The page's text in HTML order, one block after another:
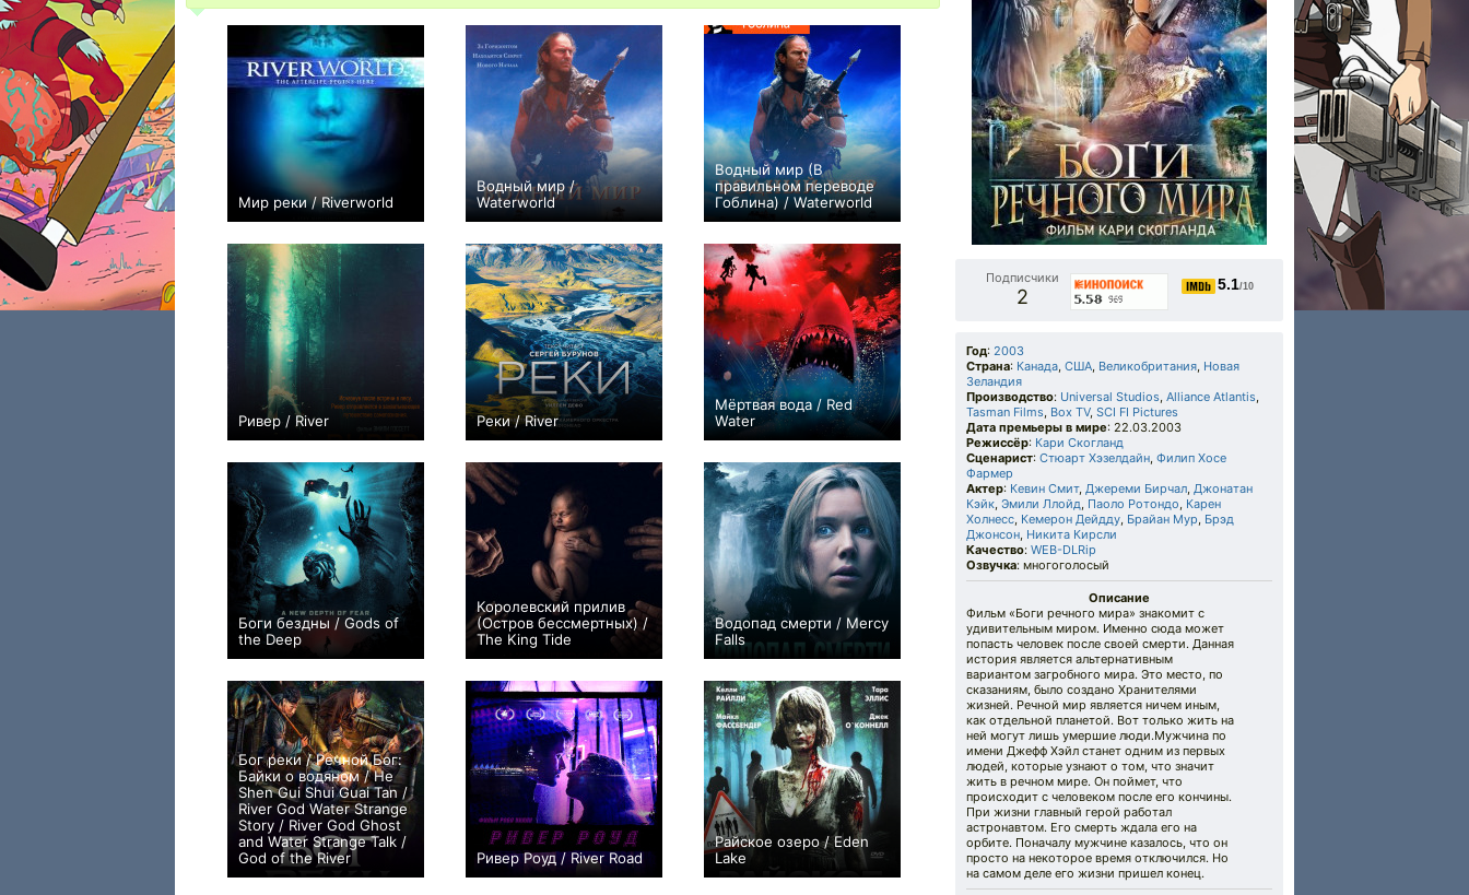
Мир реки / Riverworld
+4
Водный мир /
Waterworld
+122
Водный мир (В
правильном переводе
Гоблина) / Waterworld
+12
Ривер / River
−1
Реки / River
+1
Мёртвая вода / Red
Water
0
Боги бездны / Gods of
the Deep
−5
Королевский прилив
(Остров бессмертных) /
The King Tide
+4
Водопад смерти / Mercy
Falls
−7
Бог реки / Речной Бог:
Байки о водяном / He
Shen Gui Shui Guai Tan /
River God Water Strange
Story / River God Ghost
and Water Strange Talk /
God of the River
+1
Ривер Роуд / River Road
0
Райское озеро / Eden
Lake
+16
Подписчики
2
5.1/10
Год: 2003
Страна: Канада, США, Великобритания, Новая
Зеландия
Производство: Universal Studios, Alliance Atlantis,
Tasman Films, Box TV, SCI FI Pictures
Дата премьеры в мире: 22.03.2003
Режиссёр: Кари Скогланд
Сценарист: Стюарт Хэзелдайн, Филип Хосе
Фармер
Актер: Кевин Смит, Джереми Бирчал, Джонатан
Кэйк, Эмили Ллойд, Паоло Ротондо, Карен
Холнесс, Кемерон Дейдду, Брайан Мур, Брэд
Джонсон, Никита Кирсли
Качество: WEB-DLRip
Озвучка: многоголосый
Описание
Фильм «Боги речного мира» знакомит с
удивительным миром. Именно сюда может
попасть человек после своей смерти. Данная
история является альтернативным
вариантом загробного мира. Это место, по
сказаниям, было создано Хранителями
жизней. Речной мир является ничем иным,
как отдельной планетой. Вот только жить на
ней могут лишь умершие люди.Мужчина по
имени Джефф Хэйл станет одним из первых
людей, которые узнают о том, что значит
жить в речном мире. Он поймет, что
происходит с человеком после его кончины.
При жизни главный герой работал
астронавтом. Его смерть ждала его на
орбите. Поначалу мужчине казалось, что он
просто на некоторое время отключился. Но
на самом деле его жизни пришел конец.